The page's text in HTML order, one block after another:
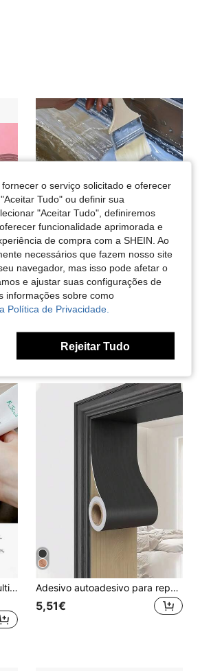
4,88
1 rolo de fita adesiva dupla face transparente, adesivo nano bolha transparente que não desbota, fita dupla face forte com gancho, 30 mm de largura
2/1PC Rejunte de Silicone Multifuncional, Impermeável e Antimofo, Forte Adesão, Adequado para Rejunte de Banheiro, Cozinha e Vaso Sanitário, Resistente a Altas e Baixas Temperaturas, Adesivo Forte, Cola Transparente para Vidro, Um Ótimo Presente para Familiares e Amigos em Festas e Ano Novo (Versões Novas e Antigas Serão Enviadas Aleatoriamente).
Adesivo autoadesivo para reparo de textura de madeira em batentes de portas - Fita de vinil preta decorativa para madeira danificada, fácil aplicação, esconde imperfeições, perfeita para decoração de quarto ou sala de estar, para mesa, cadeira, faça você mesmo, rodapés, portas, janelas, pisos e móveis, adesivos para revestimento de batentes de portas, adesivos à prova d'água para peitoris de janelas
5,51€
o serviço solicitado e oferecer
Tudo" ou definir sua
"Aceitar Tudo", definiremos
funcionalidade aprimorada e
de compra com a SHEIN. Ao
necessários que fazem nosso site
navegador, mas isso pode afetar o
e ajustar suas configurações de
informações sobre como
Política de Privacidade.
Rejeitar Tudo